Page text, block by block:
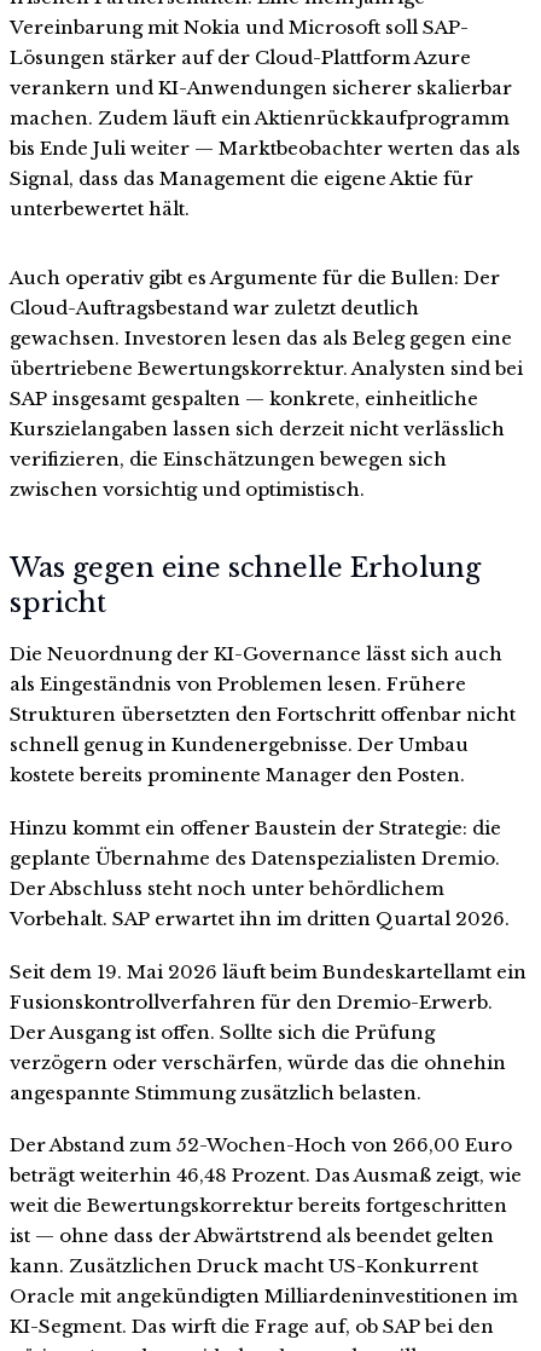
Vereinbarung mit Nokia und Microsoft soll SAP-
Lösungen stärker auf der Cloud-Plattform Azure
verankern und KI-Anwendungen sicherer skalierbar
machen. Zudem läuft ein Aktienrückkaufprogramm
bis Ende Juli weiter — Marktbeobachter werten das als
Signal, dass das Management die eigene Aktie für
unterbewertet hält.
Auch operativ gibt es Argumente für die Bullen: Der
Cloud-Auftragsbestand war zuletzt deutlich
gewachsen. Investoren lesen das als Beleg gegen eine
übertriebene Bewertungskorrektur. Analysten sind bei
SAP insgesamt gespalten — konkrete, einheitliche
Kurszielangaben lassen sich derzeit nicht verlässlich
verifizieren, die Einschätzungen bewegen sich
zwischen vorsichtig und optimistisch.
Was gegen eine schnelle Erholung
spricht
Die Neuordnung der KI-Governance lässt sich auch
als Eingeständnis von Problemen lesen. Frühere
Strukturen übersetzten den Fortschritt offenbar nicht
schnell genug in Kundenergebnisse. Der Umbau
kostete bereits prominente Manager den Posten.
Hinzu kommt ein offener Baustein der Strategie: die
geplante Übernahme des Datenspezialisten Dremio.
Der Abschluss steht noch unter behördlichem
Vorbehalt. SAP erwartet ihn im dritten Quartal 2026.
Seit dem 19. Mai 2026 läuft beim Bundeskartellamt ein
Fusionskontrollverfahren für den Dremio-Erwerb.
Der Ausgang ist offen. Sollte sich die Prüfung
verzögern oder verschärfen, würde das die ohnehin
angespannte Stimmung zusätzlich belasten.
Der Abstand zum 52-Wochen-Hoch von 266,00 Euro
beträgt weiterhin 46,48 Prozent. Das Ausmaß zeigt, wie
weit die Bewertungskorrektur bereits fortgeschritten
ist — ohne dass der Abwärtstrend als beendet gelten
kann. Zusätzlichen Druck macht US-Konkurrent
Oracle mit angekündigten Milliardeninvestitionen im
KI-Segment. Das wirft die Frage auf, ob SAP bei den